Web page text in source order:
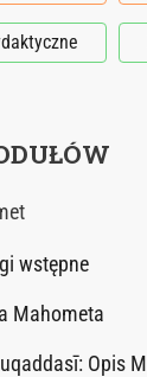
wstępne
Mahometa
Opis